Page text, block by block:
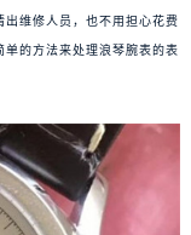
维修人员，也不用担心花费
的方法来处理浪琴腕表的表